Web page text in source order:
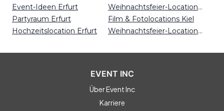
Event-Ideen Erfurt
Partyraum Erfurt
Hochzeitslocation Erfurt
Weihnachtsfeier-Locations Kassel
Film & Fotolocations Kiel
Weihnachtsfeier-Locations Essen
EVENT INC
Über Event Inc
Karriere